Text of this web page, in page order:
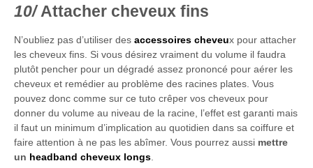
Attacher cheveux fins
N’oubliez pas d’utiliser des accessoires cheveux pour attacher
les cheveux fins. Si vous désirez vraiment du volume il faudra
plutôt pencher pour un dégradé assez prononcé pour aérer les
cheveux et remédier au problème des racines plates. Vous
pouvez donc comme sur ce tuto crêper vos cheveux pour
donner du volume au niveau de la racine, l’effet est garanti mais
il faut un minimum d’implication au quotidien dans sa coiffure et
faire attention à ne pas les abîmer. Vous pourrez aussi mettre
un headband cheveux longs.